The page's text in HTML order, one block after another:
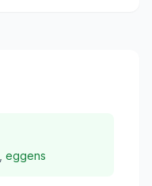
eggens